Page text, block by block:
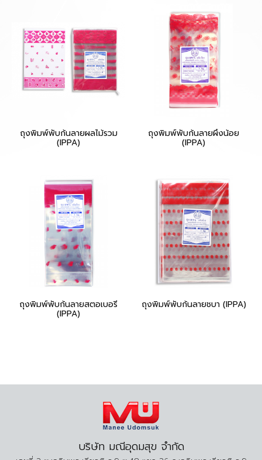
ถุงพิมพ์พับก้นลายผลไม้รวม
(IPPA)
ถุงพิมพ์พับก้นลายผึ้งน้อย
(IPPA)
ถุงพิมพ์พับก้นลายสตอเบอรี่
(IPPA)
ถุงพิมพ์พับก้นลายชบา (IPPA)
บริษัท มณีอุดมสุข จำกัด